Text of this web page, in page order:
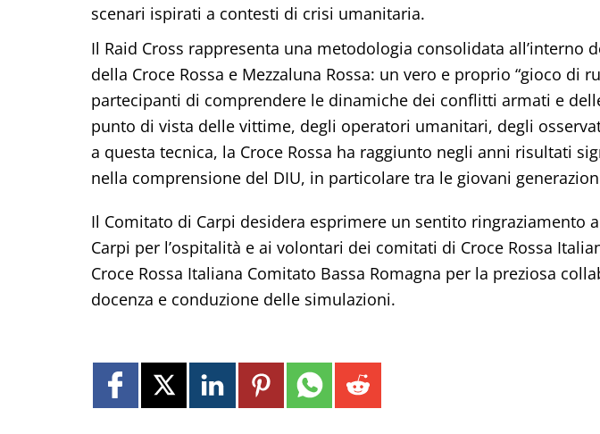
scenari ispirati a contesti di crisi umanitaria.
Il Raid Cross rappresenta una metodologia consolidata all’interno
della Croce Rossa e Mezzaluna Rossa: un vero e proprio “gioco di
partecipanti di comprendere le dinamiche dei conflitti armati e
punto di vista delle vittime, degli operatori umanitari, degli
a questa tecnica, la Croce Rossa ha raggiunto negli anni risultati
nella comprensione del DIU, in particolare tra le giovani
Il Comitato di Carpi desidera esprimere un sentito ringraziamento
Carpi per l’ospitalità e ai volontari dei comitati di Croce Rossa
Croce Rossa Italiana Comitato Bassa Romagna per la preziosa
docenza e conduzione delle simulazioni.